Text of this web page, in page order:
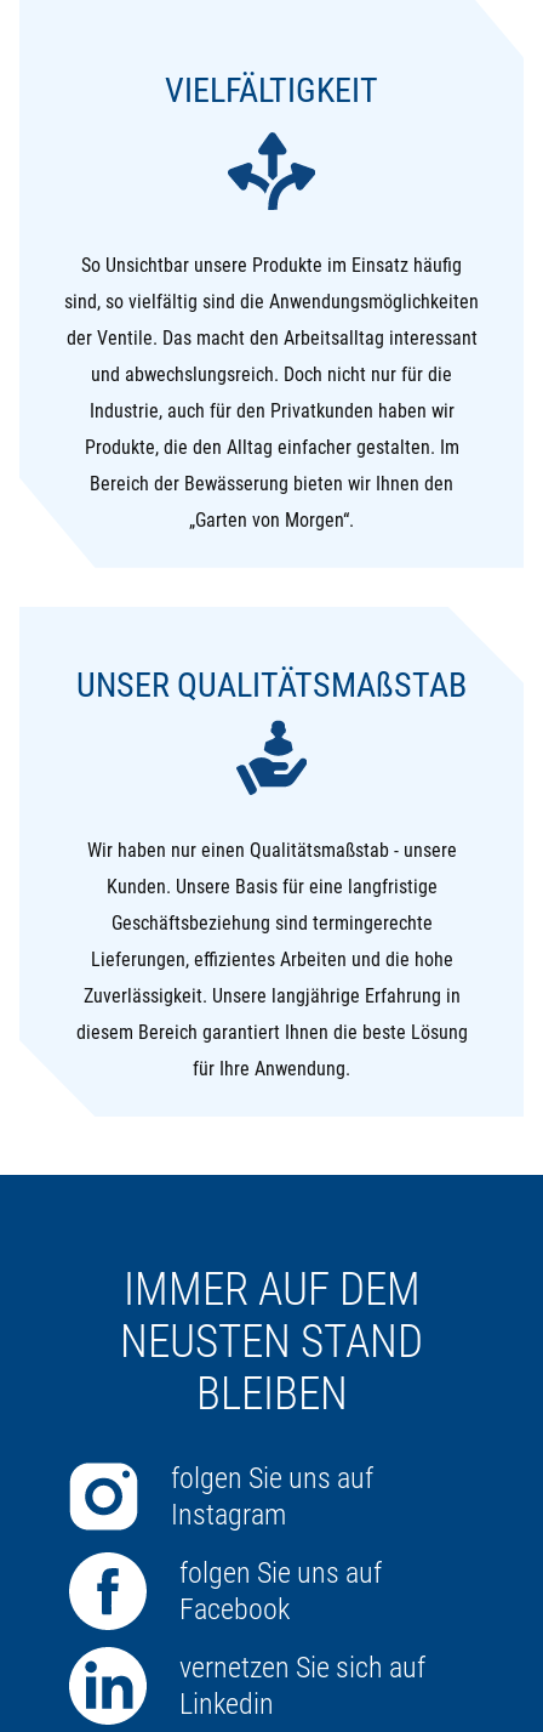
VIELFÄLTIGKEIT
So Unsichtbar unsere Produkte im Einsatz häufig
sind, so vielfältig sind die Anwendungsmöglichkeiten
der Ventile. Das macht den Arbeitsalltag interessant
und abwechslungsreich. Doch nicht nur für die
Industrie, auch für den Privatkunden haben wir
Produkte, die den Alltag einfacher gestalten. Im
Bereich der Bewässerung bieten wir Ihnen den
„Garten von Morgen“.
UNSER QUALITÄTSMAßSTAB
Wir haben nur einen Qualitätsmaßstab - unsere
Kunden. Unsere Basis für eine langfristige
Geschäftsbeziehung sind termingerechte
Lieferungen, effizientes Arbeiten und die hohe
Zuverlässigkeit. Unsere langjährige Erfahrung in
diesem Bereich garantiert Ihnen die beste Lösung
für Ihre Anwendung.
IMMER AUF DEM
NEUSTEN STAND
BLEIBEN
folgen Sie uns auf
Instagram
folgen Sie uns auf
Facebook
vernetzen Sie sich auf
Linkedin